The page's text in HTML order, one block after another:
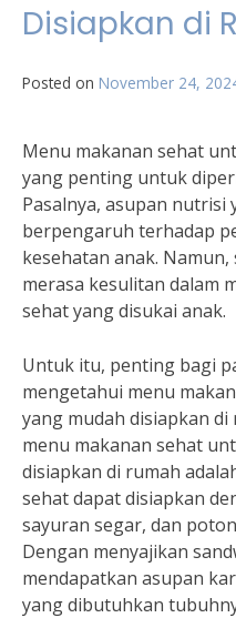
Disiapkan di
Posted on November 24,
Menu makanan sehat
yang penting untuk
Pasalnya, asupan nutrisi
berpengaruh terhadap
kesehatan anak.
merasa kesulitan dalam
sehat yang disukai anak.
Untuk itu, penting bagi
mengetahui menu
yang mudah disiapkan
menu makanan sehat
disiapkan di rumah
sehat dapat disiapkan
sayuran segar, dan
Dengan menyajikan
mendapatkan asupan
yang dibutuhkan